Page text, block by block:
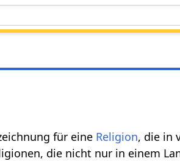
für eine Religion, die in
die nicht nur in einem